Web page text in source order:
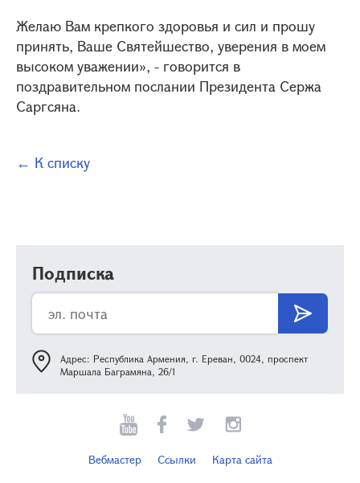
Желаю Вам крепкого здоровья и сил и прошу
принять, Ваше Святейшество, уверения в моем
высоком уважении», - говорится в
поздравительном послании Президента Сержа
Саргсяна.
← К списку
Подписка
Адрес: Республика Армения, г. Ереван, 0024, проспект
Маршала Баграмяна, 26/1
Вебмастер Ссылки Карта сайта